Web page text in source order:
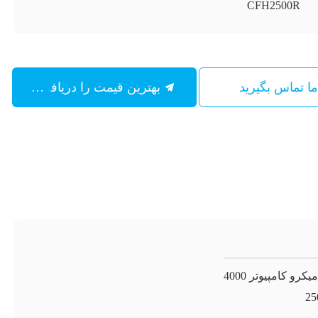
CFH2500R
ما تماس بگیرید
دستگاه سانتریفیوژ آزمایشگاهی میکرو کامپیوتر 4000